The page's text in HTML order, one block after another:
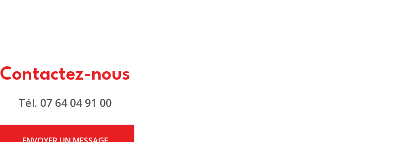
Contactez-nous
Tél. 07 64 04 91 00